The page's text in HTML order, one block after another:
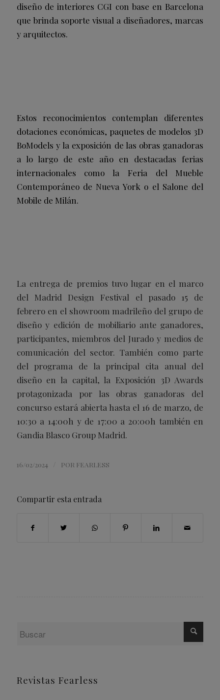
diseño de interiores CGI con base en Barcelona
que brinda soporte visual a diseñadores, marcas
y arquitectos.
Estos reconocimientos contemplan diferentes
dotaciones económicas, paquetes de modelos 3D
BoModels y la exposición de las obras ganadoras
a lo largo de este año en destacadas ferias
internacionales como la Feria del Mueble
Contemporáneo de Nueva York o el Salone del
Mobile de Milán.
La entrega de premios tuvo lugar en el marco
del Madrid Design Festival el pasado 15 de
febrero en el showroom madrileño del grupo de
diseño y edición de mobiliario ante ganadores,
participantes, miembros del Jurado y medios de
comunicación del sector. También como parte
del programa de la principal cita anual del
diseño en la capital, la Exposición 3D Awards
protagonizada por las obras ganadoras del
concurso estará abierta hasta el 16 de marzo, de
10:30 a 14:00h y de 17:00 a 20:00h también en
Gandia Blasco Group Madrid.
16/02/2024 POR FEARLESS
Compartir esta entrada
Revistas Fearless